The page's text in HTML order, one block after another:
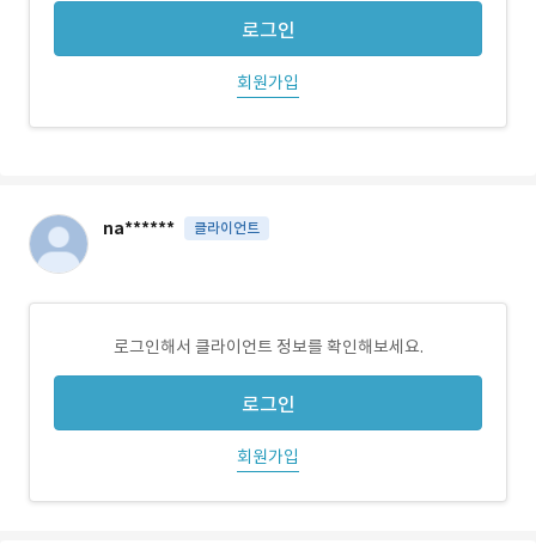
로그인
회원가입
na****** 클라이언트
로그인해서 클라이언트 정보를 확인해보세요.
로그인
회원가입